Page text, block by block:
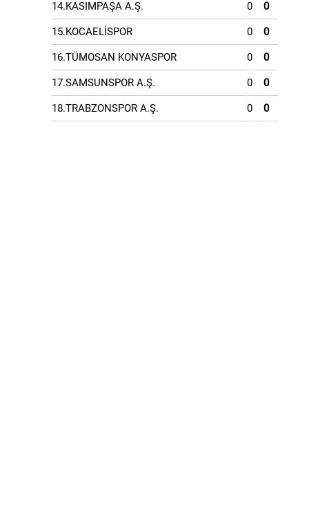
14.KASIMPAŞA A.Ş. 0 0
15.KOCAELİSPOR 0 0
16.TÜMOSAN KONYASPOR 0 0
17.SAMSUNSPOR A.Ş. 0 0
18.TRABZONSPOR A.Ş. 0 0